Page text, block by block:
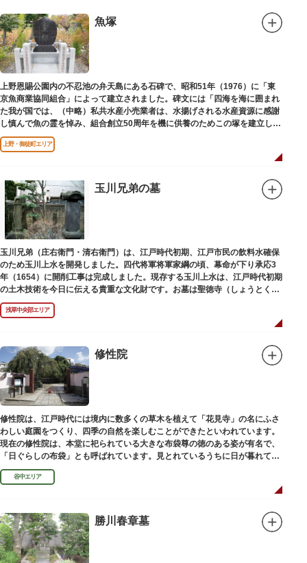
魚塚
上野恩賜公園内の不忍池の弁天島にある石碑で、昭和51年（1976）に「東
京魚商業協同組合」によって建立されました。碑文には「四海を海に囲まれ
た我が国では、（中略）私共水産小売業者は、水揚げされる水産資源に感謝
し慎んで魚の霊を悼み、組合創立50周年を機に供養のためこの塚を建立しま
す」とあります。
上野・御徒町エリア
玉川兄弟の墓
玉川兄弟（庄右衛門・清右衛門）は、江戸時代初期、江戸市民の飲料水確保
のため玉川上水を開発しました。四代将軍将軍家綱の頃、幕命が下り承応3
年（1654）に開削工事は完成しました。現存する玉川上水は、江戸時代初期
の土木技術を今日に伝える貴重な文化財です。お墓は聖徳寺（しょうとく
じ）にあります。
浅草中央部エリア
修性院
修性院は、江戸時代には境内に数多くの草木を植えて「花見寺」の名にふさ
わしい庭園をつくり、四季の自然を楽しむことができたといわれています。
現在の修性院は、本堂に祀られている大きな布袋尊の徳のある姿が有名で、
「日ぐらしの布袋」とも呼ばれています。見とれているうちに日が暮れてし
まった、という言い伝えです。
谷中エリア
勝川春章墓